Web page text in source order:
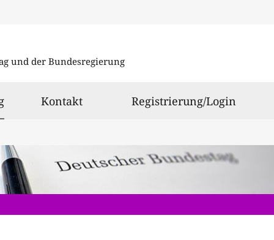
und der Bundesregierung
ausgewählt
Kontakt Registrierung/Login